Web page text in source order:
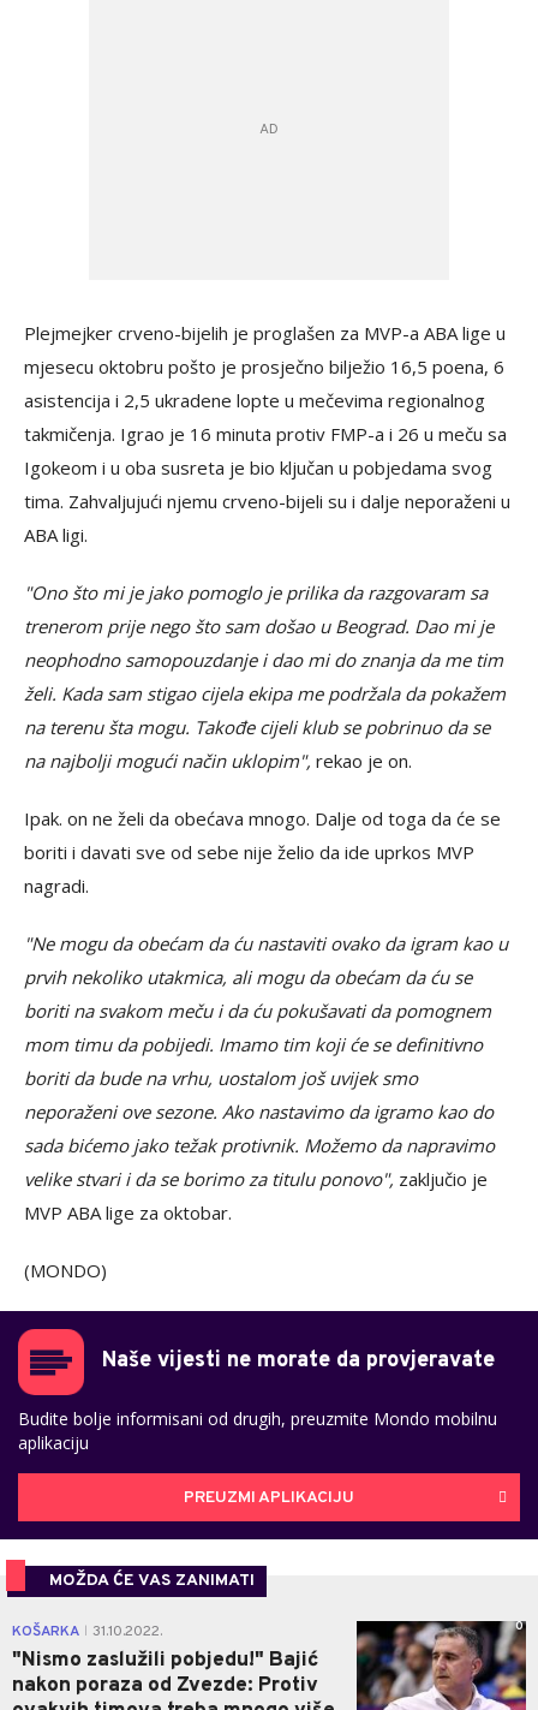
Plejmejker crveno-bijelih je proglašen za MVP-a ABA lige u
mjesecu oktobru pošto je prosječno bilježio 16,5 poena, 6
asistencija i 2,5 ukradene lopte u mečevima regionalnog
takmičenja. Igrao je 16 minuta protiv FMP-a i 26 u meču sa
Igokeom i u oba susreta je bio ključan u pobjedama svog
tima. Zahvaljujući njemu crveno-bijeli su i dalje neporaženi u
ABA ligi.
"Ono što mi je jako pomoglo je prilika da razgovaram sa
trenerom prije nego što sam došao u Beograd. Dao mi je
neophodno samopouzdanje i dao mi do znanja da me tim
želi. Kada sam stigao cijela ekipa me podržala da pokažem
na terenu šta mogu. Takođe cijeli klub se pobrinuo da se
na najbolji mogući način uklopim", rekao je on.
Ipak. on ne želi da obećava mnogo. Dalje od toga da će se
boriti i davati sve od sebe nije želio da ide uprkos MVP
nagradi.
"Ne mogu da obećam da ću nastaviti ovako da igram kao u
prvih nekoliko utakmica, ali mogu da obećam da ću se
boriti na svakom meču i da ću pokušavati da pomognem
mom timu da pobijedi. Imamo tim koji će se definitivno
boriti da bude na vrhu, uostalom još uvijek smo
neporaženi ove sezone. Ako nastavimo da igramo kao do
sada bićemo jako težak protivnik. Možemo da napravimo
velike stvari i da se borimo za titulu ponovo", zaključio je
MVP ABA lige za oktobar.
(MONDO)
Naše vijesti ne morate da provjeravate
Budite bolje informisani od drugih, preuzmite Mondo mobilnu
aplikaciju
PREUZMI APLIKACIJU
MOŽDA ĆE VAS ZANIMATI
KOŠARKA 31.10.2022.
"Nismo zaslužili pobjedu!" Bajić
nakon poraza od Zvezde: Protiv
0